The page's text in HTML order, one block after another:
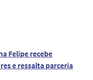
Felipe recebe
e ressalta parceria